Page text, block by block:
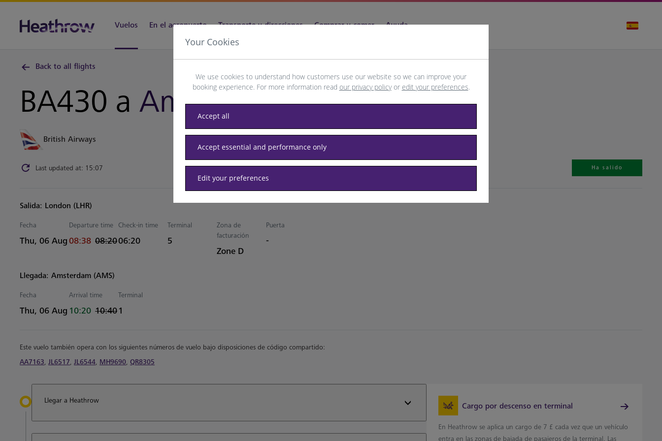
Vuelos En el aeropuerto Transporte y direcciones Comprar y comer Ayuda
Back to all flights
BA430 a Amsterdam
British Airways
Last updated at: 15:07 Ha salido
Salida: London (LHR)
Fecha
Thu, 06 Aug
Departure time
actual Hora
08:38
Estimated Hora
08:20
Check-in time
06:20
Terminal
5
Zona de
facturación
Zone D
Puerta
-
Llegada: Amsterdam (AMS)
Fecha
Thu, 06 Aug
Arrival time
actual Hora
10:20
Estimated Hora
10:40
Terminal
1
Este vuelo también opera con los siguientes números de vuelo bajo disposiciones de código compartido:
AA7163, JL6517, JL6544, MH9690, QR8305
Llegar a Heathrow
Cargo por descenso en terminal
En Heathrow se aplica un cargo de 7 £ cada vez que un vehículo
entra en las zonas de bajada de pasajeros de la terminal. Las
Your Cookies
We use cookies to understand how customers use our website so we can improve your
booking experience. For more information read our privacy policyor edit your preferences.
Accept all
Accept essential and performance only
Edit your preferences